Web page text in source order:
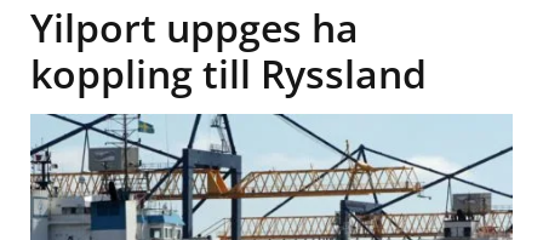
Yilport uppges ha
koppling till Ryssland